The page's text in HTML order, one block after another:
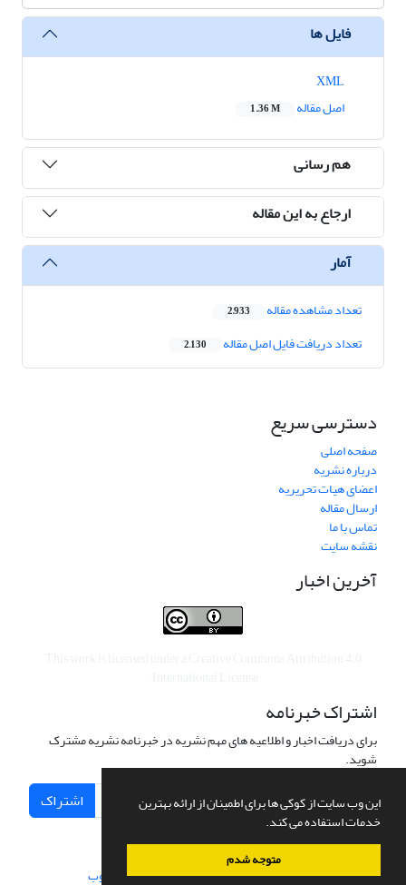
این وب سایت از کوکی ها برای اطمینان از ارائه بهترین
خدمات استفاده می کند.
متوجه شدم
فایل ها
اصل مقاله
1.36 M
هم رسانی
ارجاع به این مقاله
آمار
تعداد مشاهده مقاله 2,933
تعداد دریافت فایل اصل مقاله 2,130
دسترسی سریع
صفحه اصلی
درباره نشریه
اعضای هیات تحریریه
ارسال مقاله
تماس با ما
نقشه سایت
آخرین اخبار
اشتراک خبرنامه
برای دریافت اخبار و اطلاعیه های مهم نشریه در خبرنامه نشریه مشترک
شوید.
اشتراک
سامانه مدیریت نشریات علمی.طراحی و پیاده سازی از سیناوب